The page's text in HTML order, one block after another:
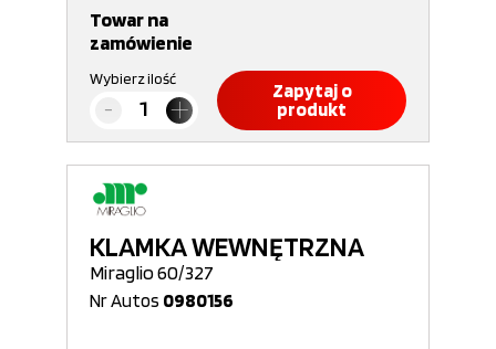
Towar na
zamówienie
Wybierz ilość
Zapytaj o
produkt
KLAMKA WEWNĘTRZNA
Miraglio 60/327
Nr Autos 0980156